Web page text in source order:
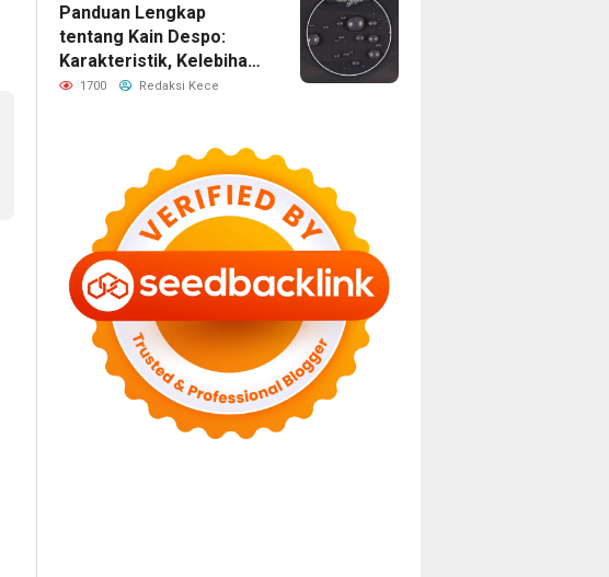
Panduan Lengkap
tentang Kain Despo:
Karakteristik, Kelebihan,
dan Manfaatnya
1700 Redaksi Kece